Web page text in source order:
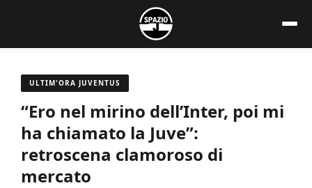
contenuto
ULTIM'ORA JUVENTUS
“Ero nel mirino dell’Inter, poi mi
ha chiamato la Juve”:
retroscena clamoroso di
mercato